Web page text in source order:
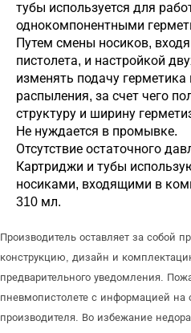
тубы используется для
однокомпонентными
Путем смены носиков,
пистолета, и настройкой
изменять подачу
распыления, за счет чего
структуру и ширину
Не нуждается в промывке.
Отсутствие остаточного
Картриджи и тубы
носиками, входящими в
310 мл.
Производитель оставляет за собой
конструкцию, дизайн и
предварительного уведомления.
пневмопистолете с информацией
производителя. Во избежание